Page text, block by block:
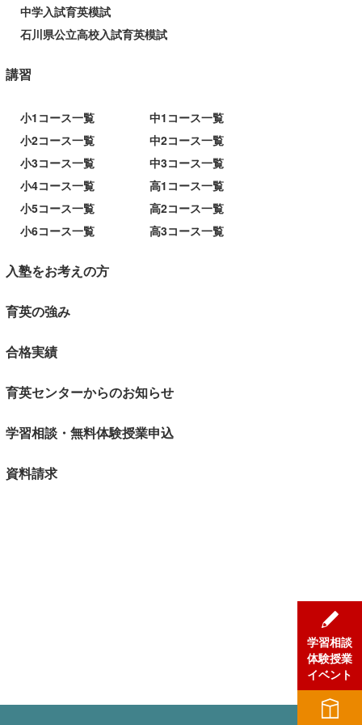
中学入試育英模試
石川県公立高校入試育英模試
講習
小1コース一覧
小2コース一覧
小3コース一覧
小4コース一覧
小5コース一覧
小6コース一覧
中1コース一覧
中2コース一覧
中3コース一覧
高1コース一覧
高2コース一覧
高3コース一覧
入塾をお考えの方
育英の強み
合格実績
育英センターからのお知らせ
学習相談・無料体験授業申込
資料請求
学習相談
体験授業
イベント